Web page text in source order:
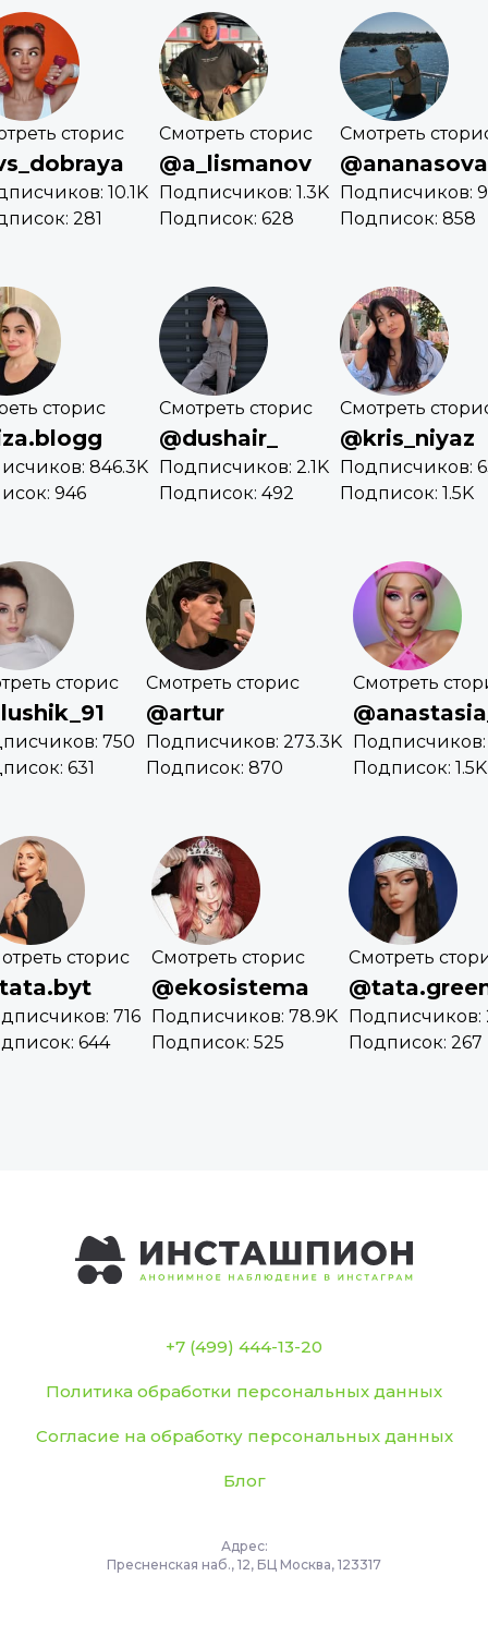
сторис
10.1K
281
Смотреть сторис
@a_lismanov
Подписчиков: 1.3K
Подписок: 628
Смотреть
Подписчиков:
Подписок: 858
сторис
846.3K
946
Смотреть сторис
@dushair_
Подписчиков: 2.1K
Подписок: 492
Смотреть
@kris_niyaz
Подписчиков:
Подписок: 1.5K
сторис
750
631
Смотреть сторис
@artur
Подписчиков: 273.3K
Подписок: 870
Смотреть
Подписчиков:
Подписок: 1.5K
сторис
716
644
Смотреть сторис
@ekosistema
Подписчиков: 78.9K
Подписок: 525
Смотреть
Подписчиков:
Подписок: 267
+7 (499) 444-13-20
Политика обработки персональных данных
Согласие на обработку персональных данных
Блог
Адрес:
Пресненская наб., 12, БЦ Москва, 123317